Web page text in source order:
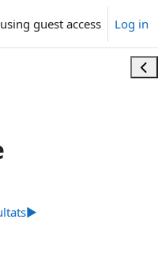
guest access Log in
▶︎